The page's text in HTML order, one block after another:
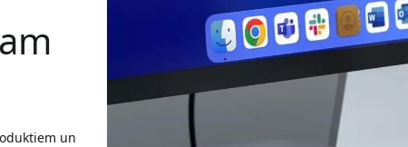
Ir
un
Izmantojiet šo kodu, veicot pasūtījumu,